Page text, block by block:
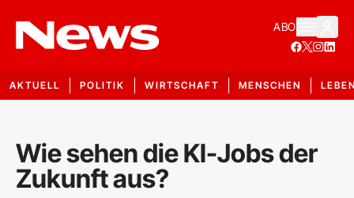
ABO
AKTUELL POLITIK WIRTSCHAFT MENSCHEN
Wie sehen die KI-Jobs der
Zukunft aus?